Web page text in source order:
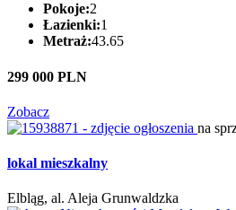
Pokoje:2
Łazienki:1
Metraż:43.65
299 000 PLN
Zobacz
na
lokal mieszkalny
Elbląg, al. Aleja Grunwaldzka